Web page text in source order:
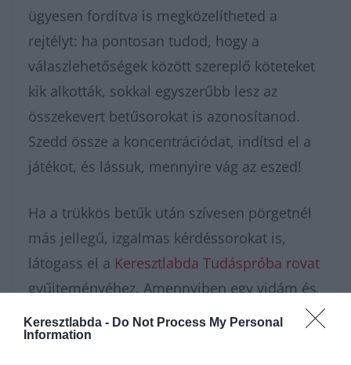
Keresztlabda - Do Not Process My Personal
Information
ügyesen fordítva is megközelítheted a
rejtélyt: ha pontosan tudod, hogy a
válaszlehetőségek között szereplő köteteket
kik alkották, sokkal egyszerűbb lesz az
összekevert betűsorokat is azonosítanod.
Szedd össze a koncentrációdat, indítsd el a
játékot, és lássuk, mennyire vág az eszed!
Ha a trükkös betűk után szívesen pörgetnél
más jellegű, izgalmas kérdéssorokat is,
látogass el a Keresztlabda Tudáspróba rovat
gyűjteményéhez. Amennyiben egy vidám és
pörgős online közösségben is megmutatnád
a megszerzett pontjaidat, csatlakozz a